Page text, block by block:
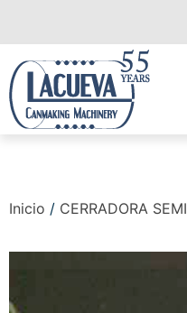
Inicio / CERRADORA SEMI